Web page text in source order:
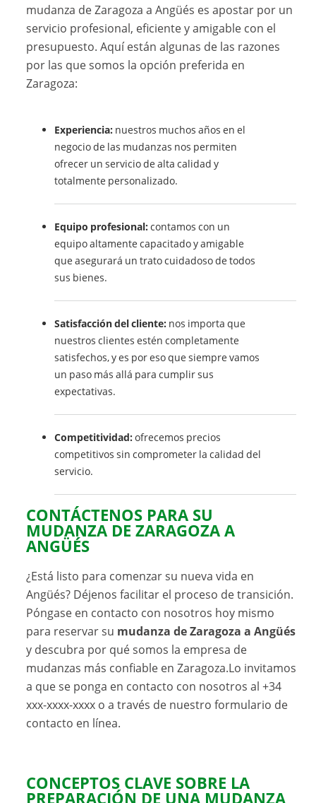
mudanza de Zaragoza a Angüés es apostar por un
servicio profesional, eficiente y amigable con el
presupuesto. Aquí están algunas de las razones
por las que somos la opción preferida en
Zaragoza:
Experiencia: nuestros muchos años en el
negocio de las mudanzas nos permiten
ofrecer un servicio de alta calidad y
totalmente personalizado.
Equipo profesional: contamos con un
equipo altamente capacitado y amigable
que asegurará un trato cuidadoso de todos
sus bienes.
Satisfacción del cliente: nos importa que
nuestros clientes estén completamente
satisfechos, y es por eso que siempre vamos
un paso más allá para cumplir sus
expectativas.
Competitividad: ofrecemos precios
competitivos sin comprometer la calidad del
servicio.
CONTÁCTENOS PARA SU
MUDANZA DE ZARAGOZA A
ANGÜÉS
¿Está listo para comenzar su nueva vida en
Angüés? Déjenos facilitar el proceso de transición.
Póngase en contacto con nosotros hoy mismo
para reservar su mudanza de Zaragoza a Angüés
y descubra por qué somos la empresa de
mudanzas más confiable en Zaragoza.Lo invitamos
a que se ponga en contacto con nosotros al +34
xxx-xxxx-xxxx o a través de nuestro formulario de
contacto en línea.
CONCEPTOS CLAVE SOBRE LA
PREPARACIÓN DE UNA MUDANZA